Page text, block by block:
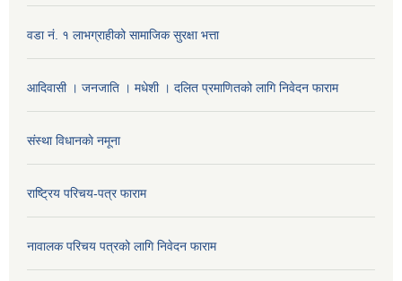
वडा नं. १ लाभग्राहीको सामाजिक सुरक्षा भत्ता
आदिवासी । जनजाति । मधेशी । दलित प्रमाणितको लागि निवेदन फाराम
संस्था विधानकाे नमूना
राष्ट्रिय परिचय-पत्र फाराम
नावालक परिचय पत्रको लागि निवेदन फाराम